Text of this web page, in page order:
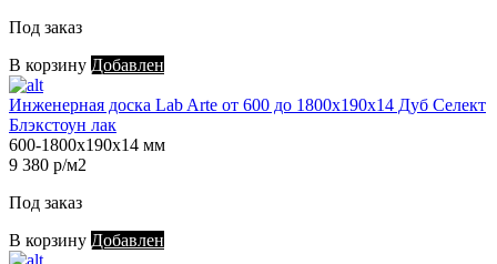
Под заказ
В корзину Добавлен
Инженерная доска Lab Arte от 600 до 1800х190х14 Дуб Селект
Блэкстоун лак
600-1800х190х14 мм
9 380 р/м2
Под заказ
В корзину Добавлен